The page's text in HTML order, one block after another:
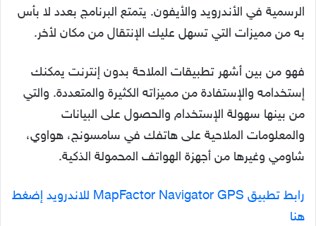
الرسمية في الأندرويد والأيفون. يتمتع البرنامج بعدد لا بأس
به من مميزات التي تسهل عليك الإنتقال من مكان لأخر.
فهو من بين أشهر تطبيقات الملاحة بدون إنترنت يمكنك
إستخدامه والإستفادة من مميزاته الكثيرة والمتعددة. والتي
من بينها سهولة الإستخدام والحصول على البيانات
والمعلومات الملاحية على هاتفك في سامسونج، هواوي،
شاومي وغيرها من أجهزة الهواتف المحمولة الذكية.
رابط تطبيق MapFactor Navigator GPS للاندرويد إضغط
هنا